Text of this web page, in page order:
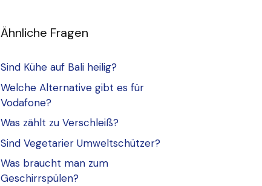
Ähnliche Fragen
Sind Kühe auf Bali heilig?
Welche Alternative gibt es für
Vodafone?
Was zählt zu Verschleiß?
Sind Vegetarier Umweltschützer?
Was braucht man zum
Geschirrspülen?